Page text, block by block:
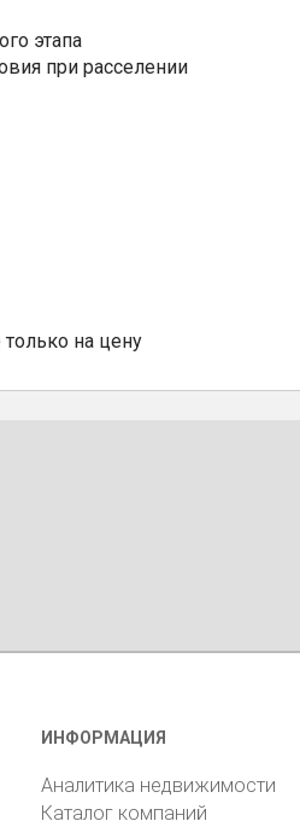
этапа
при расселении
на цену
ИНФОРМАЦИЯ
Аналитика недвижимости
Каталог компаний